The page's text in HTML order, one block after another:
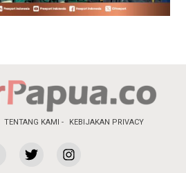
TENTANG KAMI KEBIJAKAN PRIVACY